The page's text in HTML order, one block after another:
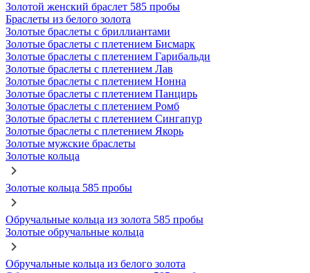
Золотой женский браслет 585 пробы
Браслеты из белого золота
Золотые браслеты с бриллиантами
Золотые браслеты с плетением Бисмарк
Золотые браслеты с плетением Гарибальди
Золотые браслеты с плетением Лав
Золотые браслеты с плетением Нонна
Золотые браслеты с плетением Панцирь
Золотые браслеты с плетением Ромб
Золотые браслеты с плетением Сингапур
Золотые браслеты с плетением Якорь
Золотые мужские браслеты
Золотые кольца
Золотые кольца 585 пробы
Обручальные кольца из золота 585 пробы
Золотые обручальные кольца
Обручальные кольца из белого золота